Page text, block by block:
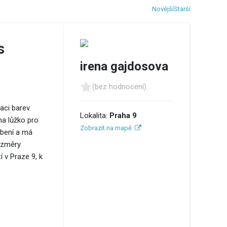
NovějšíStarší
barev.
lůžko pro
a má
v Praze 9, k
irena gajdosova
(bez hodnocení)
Lokalita: Praha 9
Zobrazit na mapě